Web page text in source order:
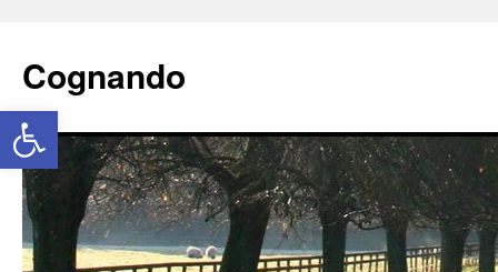
Abrir a barra de ferramentas
Cognando